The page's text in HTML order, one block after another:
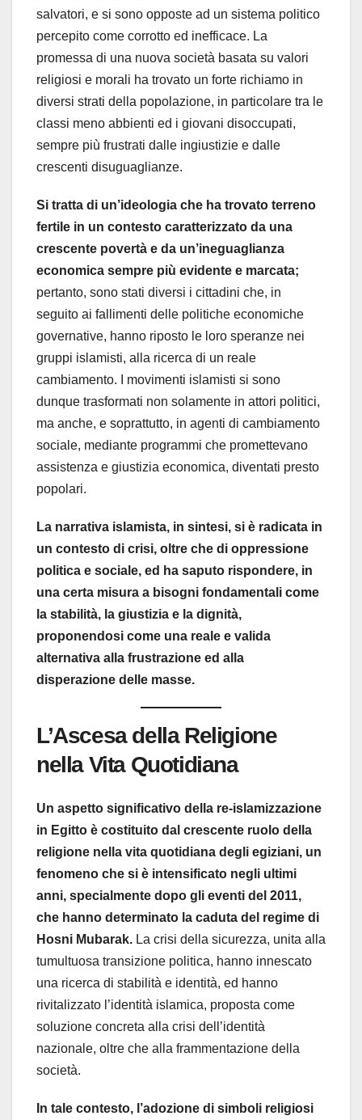
salvatori, e si sono opposte ad un sistema politico
percepito come corrotto ed inefficace. La
promessa di una nuova società basata su valori
religiosi e morali ha trovato un forte richiamo in
diversi strati della popolazione, in particolare tra le
classi meno abbienti ed i giovani disoccupati,
sempre più frustrati dalle ingiustizie e dalle
crescenti disuguaglianze.
Si tratta di un’ideologia che ha trovato terreno
fertile in un contesto caratterizzato da una
crescente povertà e da un’ineguaglianza
economica sempre più evidente e marcata;
pertanto, sono stati diversi i cittadini che, in
seguito ai fallimenti delle politiche economiche
governative, hanno riposto le loro speranze nei
gruppi islamisti, alla ricerca di un reale
cambiamento. I movimenti islamisti si sono
dunque trasformati non solamente in attori politici,
ma anche, e soprattutto, in agenti di cambiamento
sociale, mediante programmi che promettevano
assistenza e giustizia economica, diventati presto
popolari.
La narrativa islamista, in sintesi, si è radicata in
un contesto di crisi, oltre che di oppressione
politica e sociale, ed ha saputo rispondere, in
una certa misura a bisogni fondamentali come
la stabilità, la giustizia e la dignità,
proponendosi come una reale e valida
alternativa alla frustrazione ed alla
disperazione delle masse.
L’Ascesa della Religione
nella Vita Quotidiana
Un aspetto significativo della re-islamizzazione
in Egitto è costituito dal crescente ruolo della
religione nella vita quotidiana degli egiziani, un
fenomeno che si è intensificato negli ultimi
anni, specialmente dopo gli eventi del 2011,
che hanno determinato la caduta del regime di
Hosni Mubarak. La crisi della sicurezza, unita alla
tumultuosa transizione politica, hanno innescato
una ricerca di stabilità e identità, ed hanno
rivitalizzato l’identità islamica, proposta come
soluzione concreta alla crisi dell’identità
nazionale, oltre che alla frammentazione della
società.
In tale contesto, l’adozione di simboli religiosi